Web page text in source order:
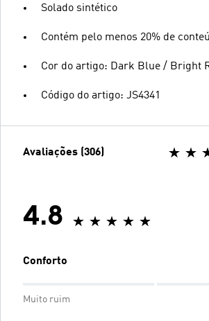
Solado sintético
Contém pelo menos 20% de
Cor do artigo: Dark Blue / Bright
Código do artigo: JS4341
Avaliações (306)
4.8
Conforto
Muito ruim